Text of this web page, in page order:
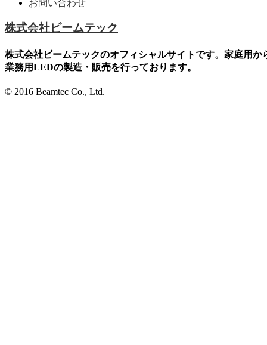
お問い合わせ
株式会社ビームテック
株式会社ビームテックのオフィシャルサイトです。家庭用か
業務用LEDの製造・販売を行っております。
© 2016 Beamtec Co., Ltd.